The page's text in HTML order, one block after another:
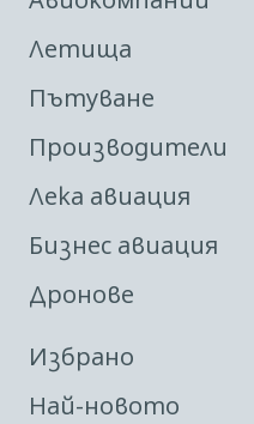
Летища
Пътуване
Производители
Лека авиация
Бизнес авиация
Дронове
Избрано
Най-новото